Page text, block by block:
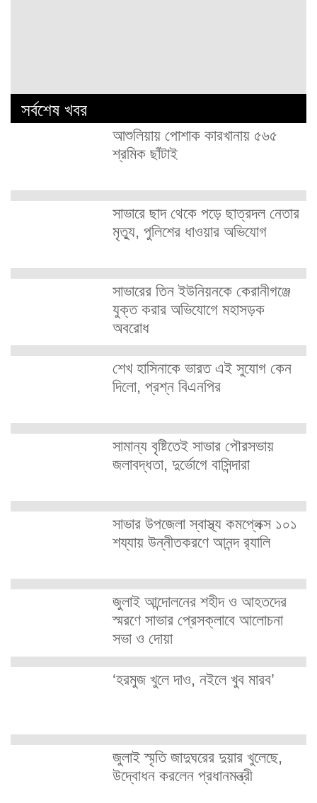
সর্বশেষ খবর
আশুলিয়ায় পোশাক কারখানায় ৫৬৫
শ্রমিক ছাঁটাই
সাভারে ছাদ থেকে পড়ে ছাত্রদল নেতার
মৃত্যু, পুলিশের ধাওয়ার অভিযোগ
সাভারের তিন ইউনিয়নকে কেরানীগঞ্জে
যুক্ত করার অভিযোগে মহাসড়ক
অবরোধ
শেখ হাসিনাকে ভারত এই সুযোগ কেন
দিলো, প্রশ্ন বিএনপির
সামান্য বৃষ্টিতেই সাভার পৌরসভায়
জলাবদ্ধতা, দুর্ভোগে বাসিন্দারা
সাভার উপজেলা স্বাস্থ্য কমপ্লেক্স ১০১
শয্যায় উন্নীতকরণে আনন্দ র‍্যালি
জুলাই আন্দোলনের শহীদ ও আহতদের
স্মরণে সাভার প্রেসক্লাবে আলোচনা
সভা ও দোয়া
‘হরমুজ খুলে দাও, নইলে খুব মারব’
জুলাই স্মৃতি জাদুঘরের দুয়ার খুলেছে,
উদ্বোধন করলেন প্রধানমন্ত্রী